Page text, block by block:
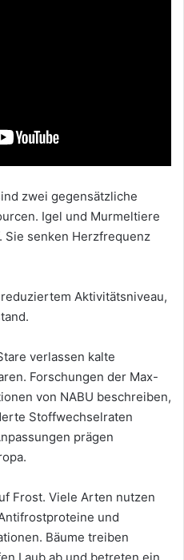
zwei gegensätzliche
Igel und Murmeltiere
Sie senken Herzfrequenz
Aktivitätsniveau,
verlassen kalte
Forschungen der Max-
von NABU beschreiben,
Stoffwechselraten
prägen
Frost. Viele Arten nutzen
und
Bäume treiben
Laub ab und betreten ein